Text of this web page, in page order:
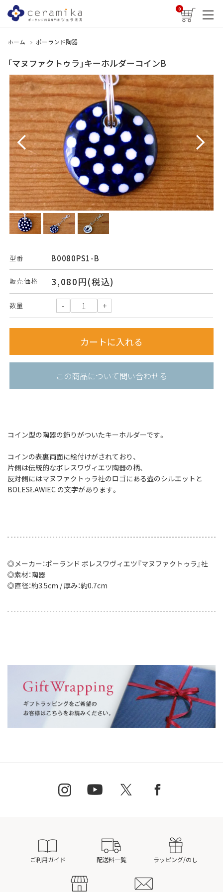
0
ホーム ポーランド陶器
「マヌファクトゥラ」キーホルダーコインB
型番 B0080PS1-B
販売価格 3,080円(税込)
数量
この商品について問い合わせる
コイン型の陶器の飾りがついたキーホルダーです。
コインの表裏両面に絵付けがされており、
片側は伝統的なボレスワヴィエツ陶器の柄、
反対側にはマヌファクトゥラ社のロゴにある壺のシルエットと
BOLESŁAWIEC の文字があります。
◎メーカー：ポーランド ボレスワヴィエツ『マヌファクトゥラ』社
◎素材：陶器
◎直径：約3.5cm / 厚み：約0.7cm
ご利用ガイド 配送料一覧 ラッピング/のし